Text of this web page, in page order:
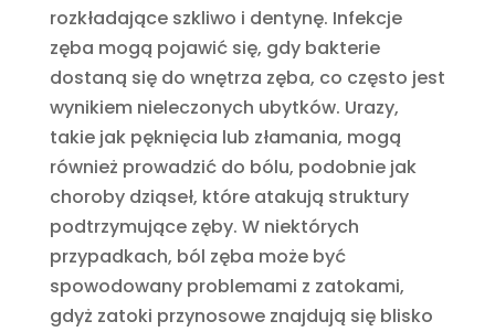
rozkładające szkliwo i dentynę. Infekcje
zęba mogą pojawić się, gdy bakterie
dostaną się do wnętrza zęba, co często jest
wynikiem nieleczonych ubytków. Urazy,
takie jak pęknięcia lub złamania, mogą
również prowadzić do bólu, podobnie jak
choroby dziąseł, które atakują struktury
podtrzymujące zęby. W niektórych
przypadkach, ból zęba może być
spowodowany problemami z zatokami,
gdyż zatoki przynosowe znajdują się blisko